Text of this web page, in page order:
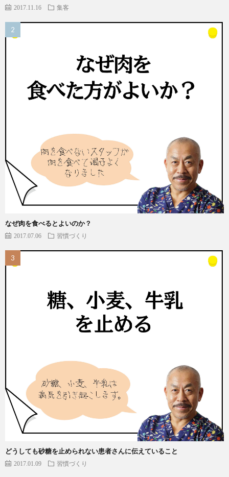
2017.11.16 集客
なぜ肉を食べるとよいのか？
2017.07.06 習慣づくり
どうしても砂糖を止められない患者さんに伝えていること
2017.01.09 習慣づくり